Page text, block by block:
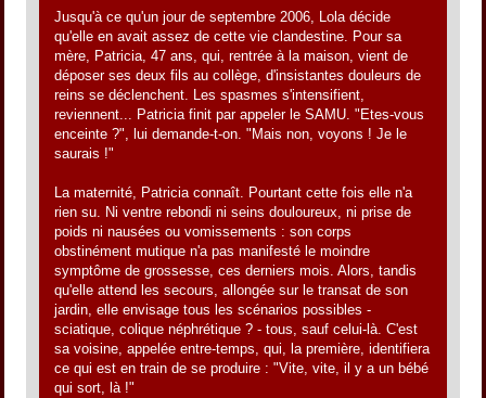
Jusqu'à ce qu'un jour de septembre 2006, Lola décide
qu'elle en avait assez de cette vie clandestine. Pour sa
mère, Patricia, 47 ans, qui, rentrée à la maison, vient de
déposer ses deux fils au collège, d'insistantes douleurs de
reins se déclenchent. Les spasmes s'intensifient,
reviennent... Patricia finit par appeler le SAMU. "Etes-vous
enceinte ?", lui demande-t-on. "Mais non, voyons ! Je le
saurais !"
La maternité, Patricia connaît. Pourtant cette fois elle n'a
rien su. Ni ventre rebondi ni seins douloureux, ni prise de
poids ni nausées ou vomissements : son corps
obstinément mutique n'a pas manifesté le moindre
symptôme de grossesse, ces derniers mois. Alors, tandis
qu'elle attend les secours, allongée sur le transat de son
jardin, elle envisage tous les scénarios possibles -
sciatique, colique néphrétique ? - tous, sauf celui-là. C'est
sa voisine, appelée entre-temps, qui, la première, identifiera
ce qui est en train de se produire : "Vite, vite, il y a un bébé
qui sort, là !"